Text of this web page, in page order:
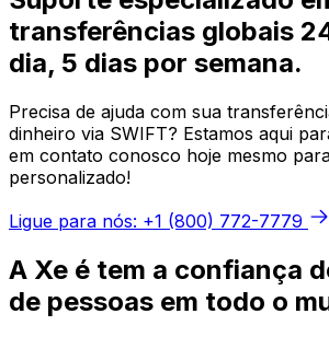
transferências globais
dia, 5 dias por semana.
Precisa de ajuda com sua
dinheiro via SWIFT? Estamos aqui
em contato conosco hoje mesmo
personalizado!
Ligue para nós: +1 (800) 772-7779
A Xe é tem a confiança
de pessoas em todo o